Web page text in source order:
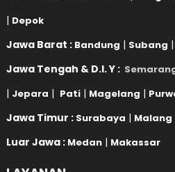
| Depok
Jawa Barat : Bandung | Subang |
Jawa Tengah & D.I. Y :
| Jepara | Pati | Magelang |
Jawa Timur : Surabaya | Malang
Luar Jawa : Medan | Makassar